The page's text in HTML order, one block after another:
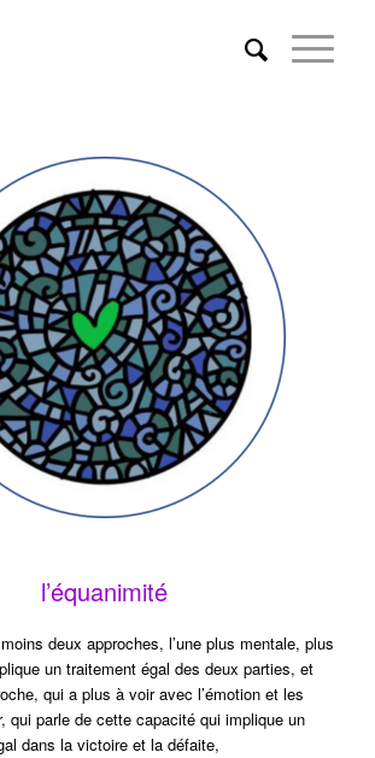
l’équanimité
moins deux approches, l’une plus mentale, plus
un traitement égal des deux parties, et
qui a plus à voir avec l’émotion et les
qui parle de cette capacité qui implique un
dans la victoire et la défaite,